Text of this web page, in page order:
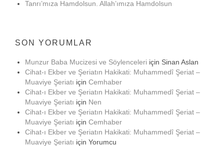
Tanrı’mıza Hamdolsun. Allah’ımıza Hamdolsun
SON YORUMLAR
Munzur Baba Mucizesi ve Söylenceleri için Sinan Aslan
Cihat-ı Ekber ve Şeriatın Hakikati: Muhammedî Şeriat –
Muaviye Şeriatı için Cemhaber
Cihat-ı Ekber ve Şeriatın Hakikati: Muhammedî Şeriat –
Muaviye Şeriatı için Nen
Cihat-ı Ekber ve Şeriatın Hakikati: Muhammedî Şeriat –
Muaviye Şeriatı için Cemhaber
Cihat-ı Ekber ve Şeriatın Hakikati: Muhammedî Şeriat –
Muaviye Şeriatı için Yorumcu